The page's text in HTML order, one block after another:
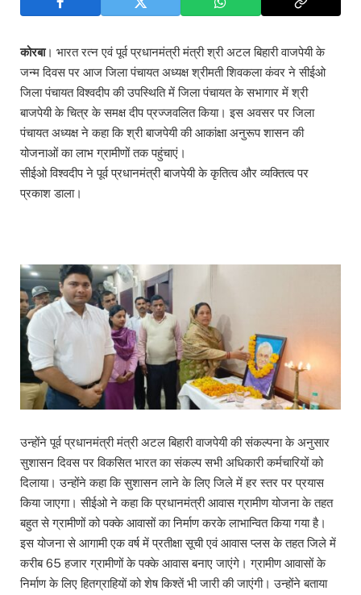
कोरबा। भारत रत्न एवं पूर्व प्रधानमंत्री मंत्री श्री अटल बिहारी वाजपेयी के
जन्म दिवस पर आज जिला पंचायत अध्यक्ष श्रीमती शिवकला कंवर ने सीईओ
जिला पंचायत विश्वदीप की उपस्थिति में जिला पंचायत के सभागार में श्री
बाजपेयी के चित्र के समक्ष दीप प्रज्जवलित किया। इस अवसर पर जिला
पंचायत अध्यक्ष ने कहा कि श्री बाजपेयी की आकांक्षा अनुरूप शासन की
योजनाओं का लाभ ग्रामीणों तक पहुंचाएं।
सीईओ विश्वदीप ने पूर्व प्रधानमंत्री बाजपेयी के कृतित्व और व्यक्तित्व पर
प्रकाश डाला।
उन्होंने पूर्व प्रधानमंत्री मंत्री अटल बिहारी वाजपेयी की संकल्पना के अनुसार
सुशासन दिवस पर विकसित भारत का संकल्प सभी अधिकारी कर्मचारियों को
दिलाया। उन्होंने कहा कि सुशासन लाने के लिए जिले में हर स्तर पर प्रयास
किया जाएगा। सीईओ ने कहा कि प्रधानमंत्री आवास ग्रामीण योजना के तहत
बहुत से ग्रामीणों को पक्के आवासों का निर्माण करके लाभान्वित किया गया है।
इस योजना से आगामी एक वर्ष में प्रतीक्षा सूची एवं आवास प्लस के तहत जिले में
करीब 65 हजार ग्रामीणों के पक्के आवास बनाए जाएंगे। ग्रामीण आवासों के
निर्माण के लिए हितग्राहियों को शेष किश्तें भी जारी की जाएंगी। उन्होंने बताया